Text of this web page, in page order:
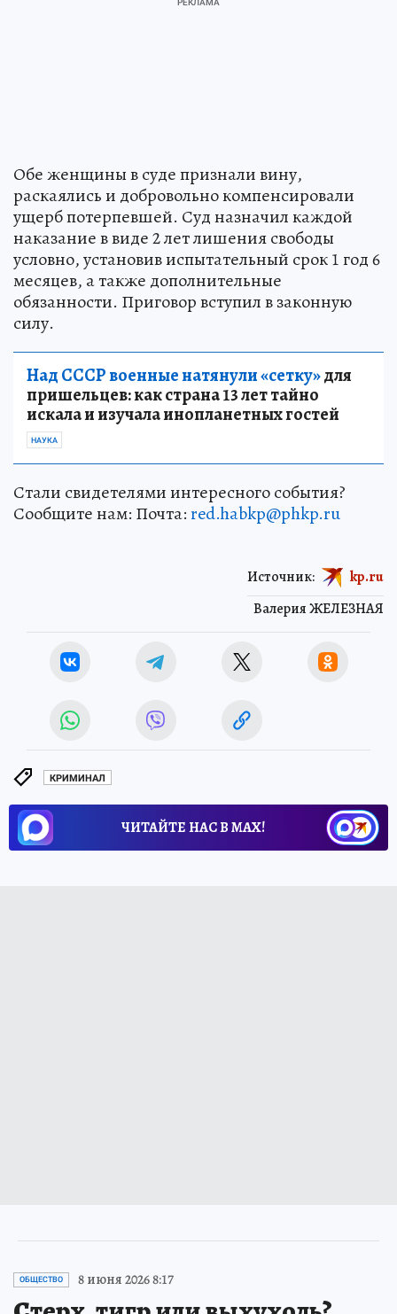
Обе женщины в суде признали вину,
раскаялись и добровольно компенсировали
ущерб потерпевшей. Суд назначил каждой
наказание в виде 2 лет лишения свободы
условно, установив испытательный срок 1 год 6
месяцев, а также дополнительные
обязанности. Приговор вступил в законную
силу.
Над СССР военные натянули «сетку»для
пришельцев: как страна 13 лет тайно
искала и изучала инопланетных гостей
НАУКА
Стали свидетелями интересного события?
Сообщите нам: Почта:red.habkp@phkp.ru
Валерия ЖЕЛЕЗНАЯ
Источник: kp.ru
КРИМИНАЛ
ЧИТАЙТЕ НАС В МАХ!
ОБЩЕСТВО 8 июня 2026 8:17